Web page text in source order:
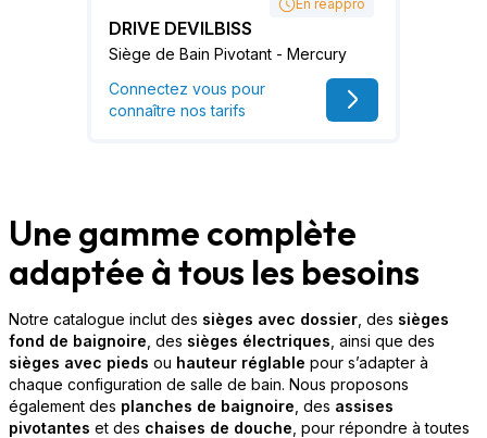
En réappro
DRIVE DEVILBISS
Siège de Bain Pivotant - Mercury
Connectez vous pour
connaître nos tarifs
Une gamme complète
adaptée à tous les besoins
Notre catalogue inclut des sièges avec dossier , des sièges
fond de baignoire , des sièges électriques , ainsi que des
sièges avec pieds ou hauteur réglable pour s’adapter à
chaque configuration de salle de bain. Nous proposons
également des planches de baignoire , des assises
pivotantes et des chaises de douche , pour répondre à toutes